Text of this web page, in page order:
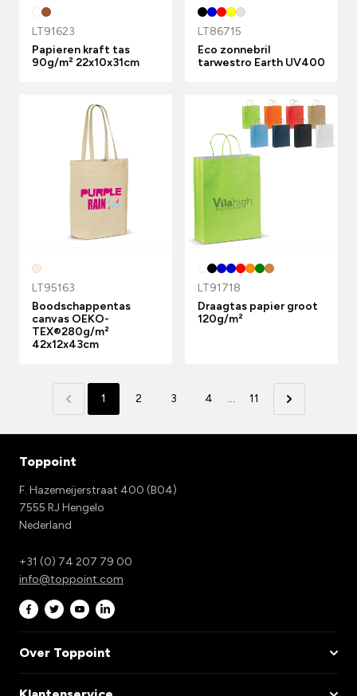
LT91623
Papieren kraft tas
90g/m² 22x10x31cm
LT86715
Eco zonnebril
tarwestro Earth UV400
LT95163
Boodschappentas
canvas OEKO-
TEX®280g/m²
42x12x43cm
LT91718
Draagtas papier groot
120g/m²
1 2 3 4 ... 11
Toppoint
F. Hazemeijerstraat 400 (B04)
7555 RJ Hengelo
Nederland
+31 (0) 74 207 79 00
info@toppoint.com
Over Toppoint